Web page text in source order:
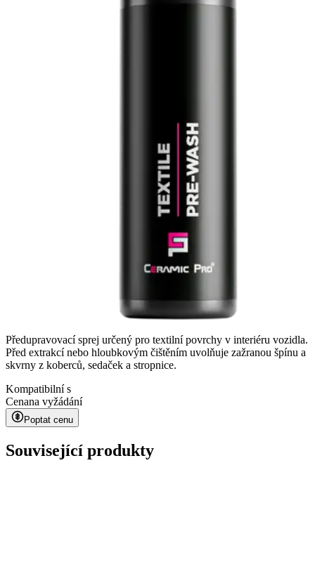
Předupravovací sprej určený pro textilní povrchy v interiéru vozidla.
Před extrakcí nebo hloubkovým čištěním uvolňuje zažranou špínu a
skvrny z koberců, sedaček a stropnice.
Kompatibilní s
Cenana vyžádání
Poptat cenu
Související produkty